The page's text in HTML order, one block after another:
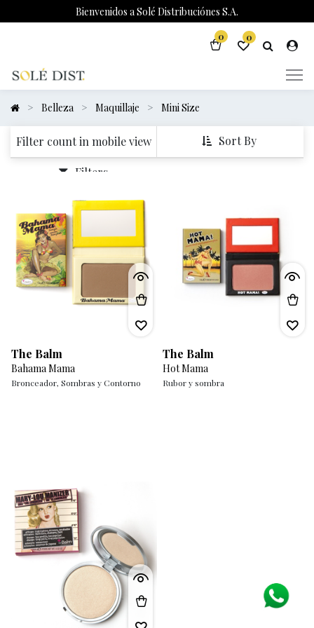
Bienvenidos a Solé Distribuciónes S.A.
0 0
Belleza Maquillaje Mini Size
Filter count in mobile view
Filters
Sort By
The Balm
Bahama Mama
Bronceador, Sombras y Contorno
The Balm
Hot Mama
Rubor y sombra